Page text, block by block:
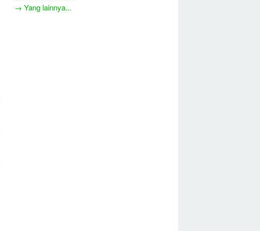
→ Yang lainnya...